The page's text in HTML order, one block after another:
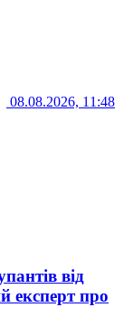
08.08.2026, 11:48
від
експерт про